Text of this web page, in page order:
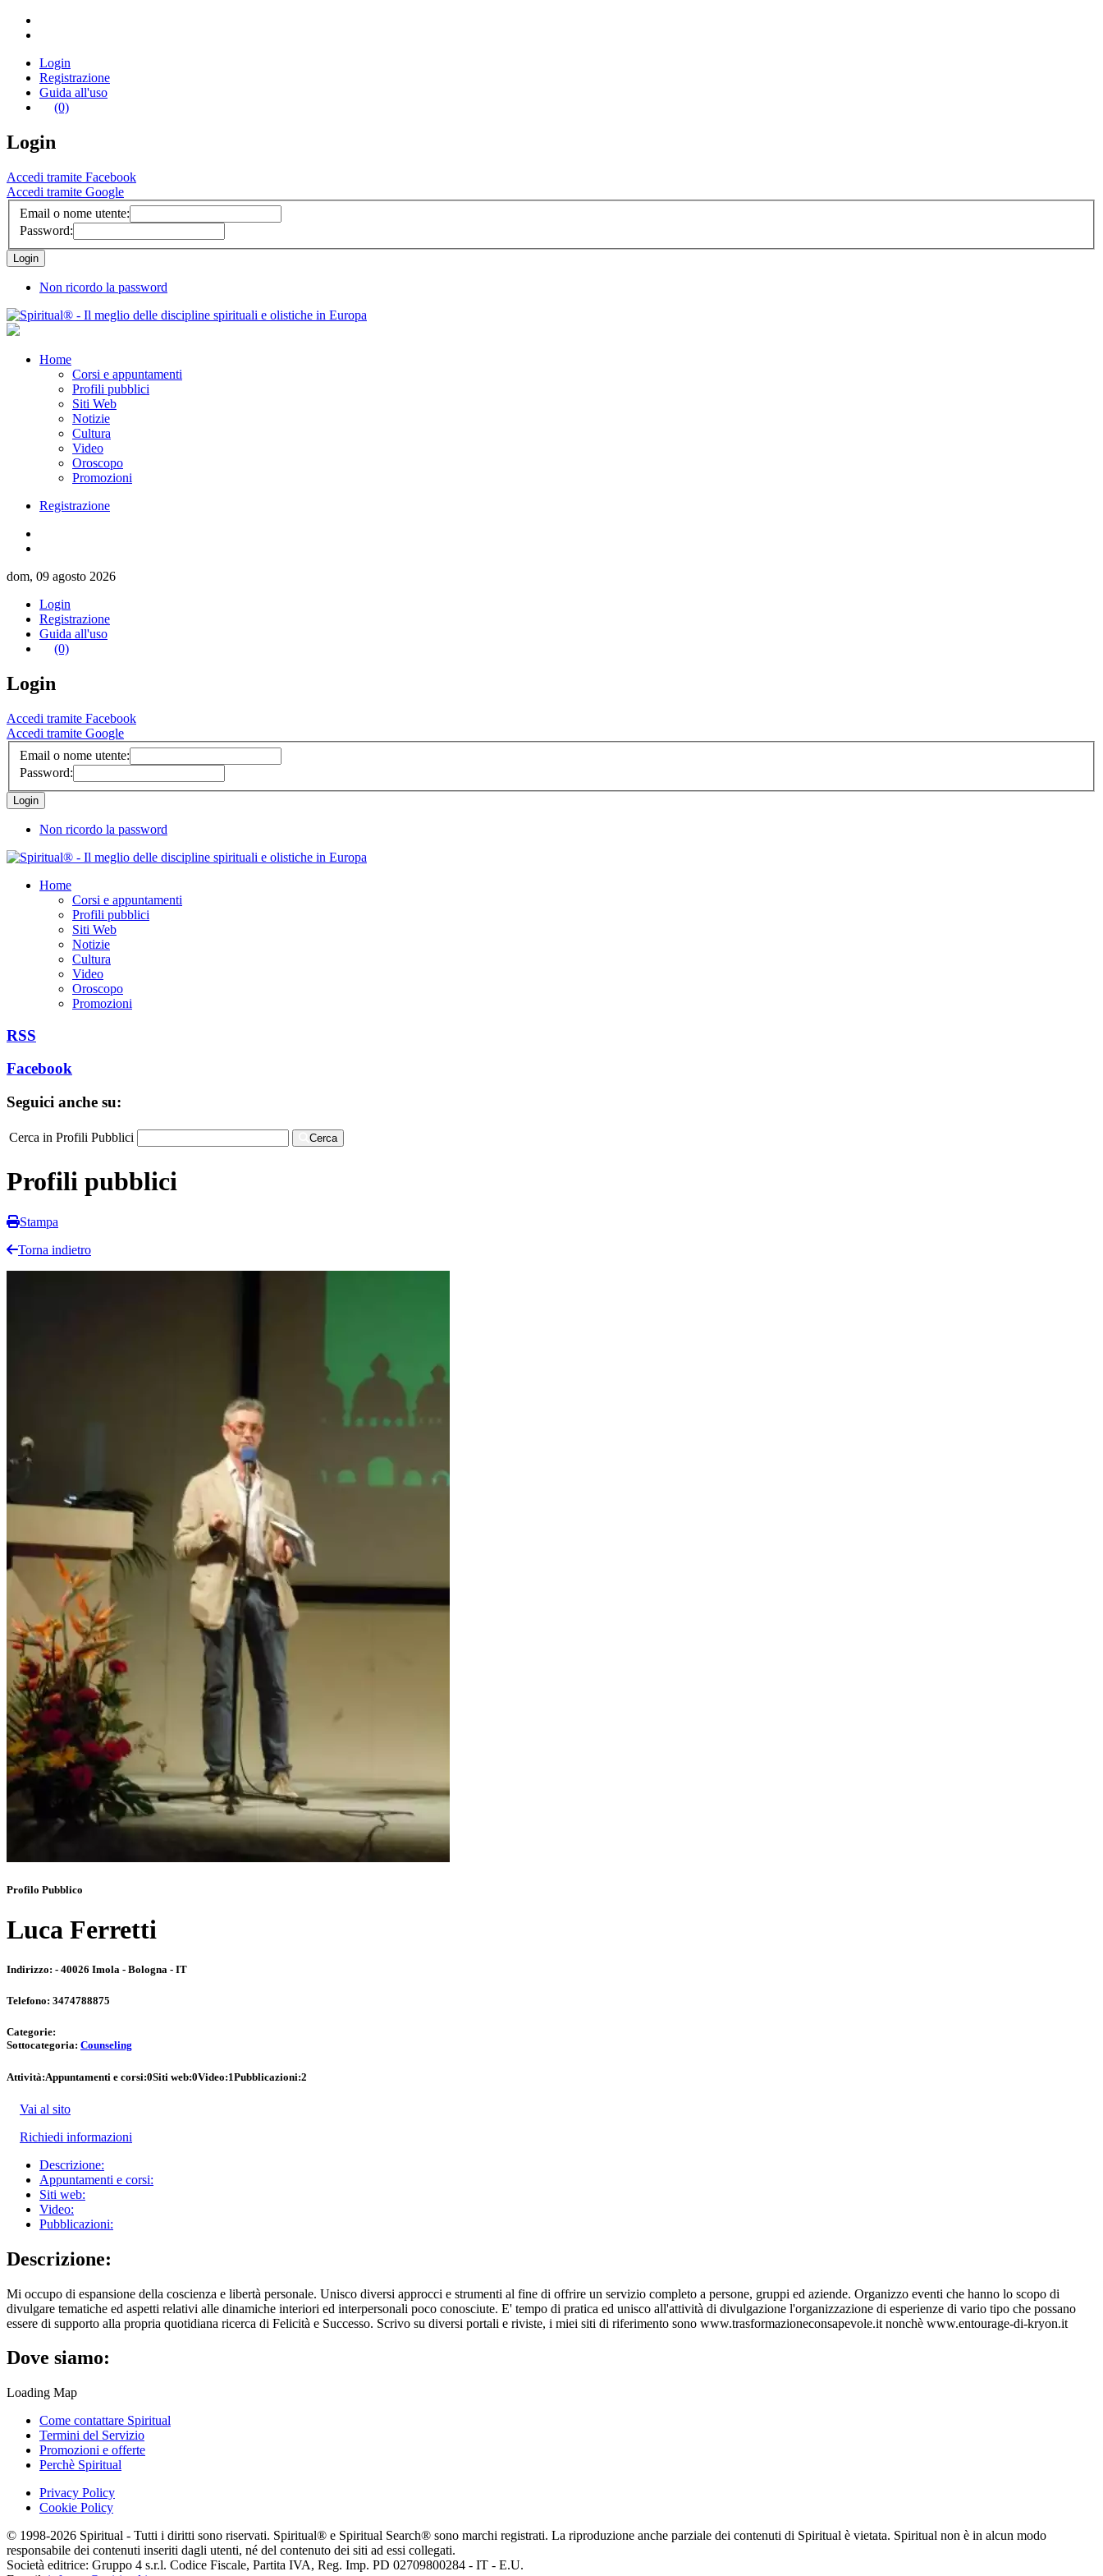
Login
Registrazione
Guida all'uso
(0)
Login
Accedi tramite Facebook
Accedi tramite Google
Email o nome utente:
Password:
Non ricordo la password
Home
Corsi e appuntamenti
Profili pubblici
Siti Web
Notizie
Cultura
Video
Oroscopo
Promozioni
Registrazione
dom, 09 agosto 2026
Login
Registrazione
Guida all'uso
(0)
Login
Accedi tramite Facebook
Accedi tramite Google
Email o nome utente:
Password:
Non ricordo la password
Home
Corsi e appuntamenti
Profili pubblici
Siti Web
Notizie
Cultura
Video
Oroscopo
Promozioni
RSS
Facebook
Seguici anche su:
Cerca in Profili Pubblici Cerca
Profili pubblici
Stampa
Torna indietro
Profilo Pubblico
Luca Ferretti
Indirizzo: - 40026 Imola - Bologna - IT
Telefono: 3474788875
Categorie:
Sottocategoria: Counseling
Attività:Appuntamenti e corsi:0Siti web:0Video:1Pubblicazioni:2
Vai al sito
Richiedi informazioni
Descrizione:
Appuntamenti e corsi:
Siti web:
Video:
Pubblicazioni:
Descrizione:
Mi occupo di espansione della coscienza e libertà personale. Unisco diversi approcci e strumenti al fine di offrire un servizio completo a persone, gruppi ed aziende. Organizzo eventi che hanno lo scopo di
divulgare tematiche ed aspetti relativi alle dinamiche interiori ed interpersonali poco conosciute. E' tempo di pratica ed unisco all'attività di divulgazione l'organizzazione di esperienze di vario tipo che possano
essere di supporto alla propria quotidiana ricerca di Felicità e Successo. Scrivo su diversi portali e riviste, i miei siti di riferimento sono www.trasformazioneconsapevole.it nonchè www.entourage-di-kryon.it
Dove siamo:
Loading Map
Come contattare Spiritual
Termini del Servizio
Promozioni e offerte
Perchè Spiritual
Privacy Policy
Cookie Policy
© 1998-2026 Spiritual - Tutti i diritti sono riservati. Spiritual® e Spiritual Search® sono marchi registrati. La riproduzione anche parziale dei contenuti di Spiritual è vietata. Spiritual non è in alcun modo
responsabile dei contenuti inseriti dagli utenti, né del contenuto dei siti ad essi collegati.
Società editrice: Gruppo 4 s.r.l. Codice Fiscale, Partita IVA, Reg. Imp. PD 02709800284 - IT - E.U.